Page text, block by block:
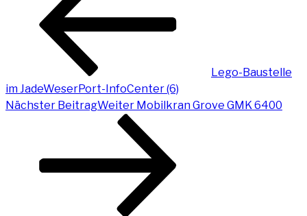
Lego-Baustelle
im JadeWeserPort-InfoCenter (6)
Nächster BeitragWeiter Mobilkran Grove GMK 6400